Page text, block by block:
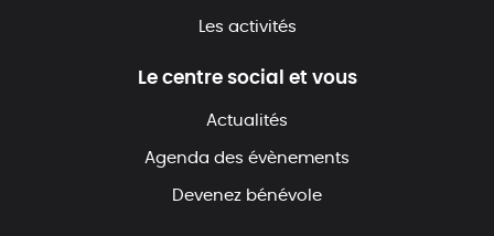
Les activités
Le centre social et vous
Actualités
Agenda des évènements
Devenez bénévole